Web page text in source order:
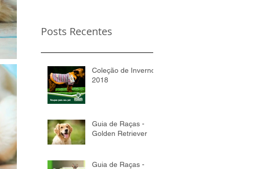
Posts Recentes
Coleção de Inverno
2018
Guia de Raças -
Golden Retriever
Guia de Raças -